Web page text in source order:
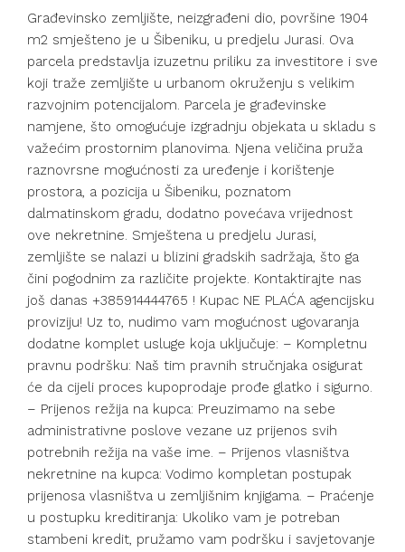
Građevinsko zemljište, neizgrađeni dio, površine 1904
m2 smješteno je u Šibeniku, u predjelu Jurasi. Ova
parcela predstavlja izuzetnu priliku za investitore i sve
koji traže zemljište u urbanom okruženju s velikim
razvojnim potencijalom. Parcela je građevinske
namjene, što omogućuje izgradnju objekata u skladu s
važećim prostornim planovima. Njena veličina pruža
raznovrsne mogućnosti za uređenje i korištenje
prostora, a pozicija u Šibeniku, poznatom
dalmatinskom gradu, dodatno povećava vrijednost
ove nekretnine. Smještena u predjelu Jurasi,
zemljište se nalazi u blizini gradskih sadržaja, što ga
čini pogodnim za različite projekte. Kontaktirajte nas
još danas +385914444765 ! Kupac NE PLAĆA agencijsku
proviziju! Uz to, nudimo vam mogućnost ugovaranja
dodatne komplet usluge koja uključuje: – Kompletnu
pravnu podršku: Naš tim pravnih stručnjaka osigurat
će da cijeli proces kupoprodaje prođe glatko i sigurno.
– Prijenos režija na kupca: Preuzimamo na sebe
administrativne poslove vezane uz prijenos svih
potrebnih režija na vaše ime. – Prijenos vlasništva
nekretnine na kupca: Vodimo kompletan postupak
prijenosa vlasništva u zemljišnim knjigama. – Praćenje
u postupku kreditiranja: Ukoliko vam je potreban
stambeni kredit, pružamo vam podršku i savjetovanje